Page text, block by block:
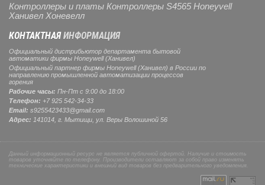
Контроллеры и платы Контроллеры S4565 Honeyvell
Ханивел Хоневелл
КОНТАКТНАЯИНФОРМАЦИЯ
Официальный дистрибьютор департамента бытовой
автоматики фирмы Honeywell (Ханивел)
Официальный партнер фирмы Honeywell (Ханивел) в России по
направлению промышленной автоматизации процессов
горения
Рабочие часы: Пн-Пт с 9:00 до 18:00
Телефон: +7 925 542-34-33
Email: s9255423433@gmail.com
Адрес: 141014, г. Мытищи , ул. Веры Волошиной 56
Данный информационный ресурс не является публичной офертой. Наличие и стоимость
товаров уточняйте по телефону. Производители оставляют за собой право изменять
технические характеристики и внешний вид товаров без предварительного уведомления.